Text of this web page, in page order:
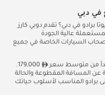
في دبي
برادو في دبي؟ تقدم دوبي كارز
عالية الجودة
السيارات الخاصة في جميع
179,000.
المسافة المقطوعة والحالة
برادو المناسب لأسلوب حياتك